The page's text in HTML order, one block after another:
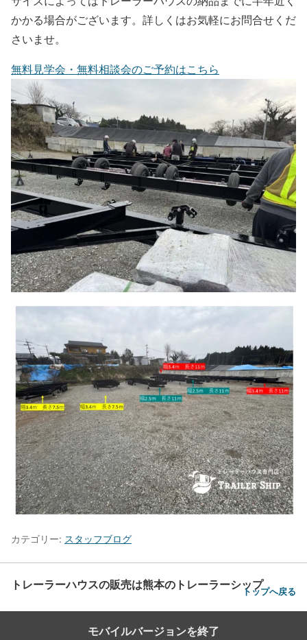
かかる場合がございます。詳しくはお気軽にお問合せくだ
さいませ。
無料見学会・無料相談会のご予約はこちら
カテゴリー: スタッフブログ
トレーラーハウスの販売は熊本のトレーラーシップトップへ戻る
モバイルバージョンを終了